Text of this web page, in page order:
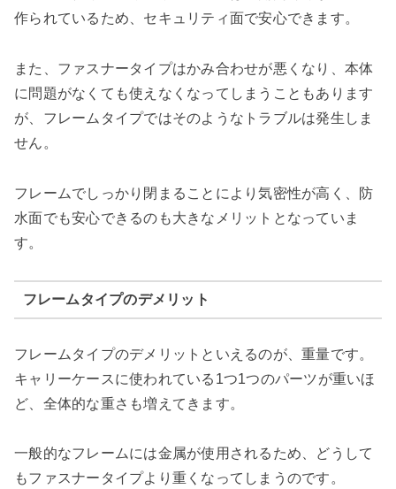
作られているため、セキュリティ面で安心できます。
また、ファスナータイプはかみ合わせが悪くなり、本体
に問題がなくても使えなくなってしまうこともあります
が、フレームタイプではそのようなトラブルは発生しま
せん。
フレームでしっかり閉まることにより気密性が高く、防
水面でも安心できるのも大きなメリットとなっていま
す。
フレームタイプのデメリット
フレームタイプのデメリットといえるのが、重量です。
キャリーケースに使われている1つ1つのパーツが重いほ
ど、全体的な重さも増えてきます。
一般的なフレームには金属が使用されるため、どうして
もファスナータイプより重くなってしまうのです。